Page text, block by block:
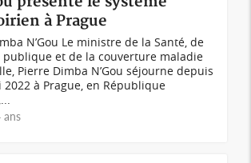
à Prague
N’Gou Le ministre de la Santé, de
publique et de la couverture maladie
Pierre Dimba N’Gou séjourne depuis
2022 à Prague, en République
ans